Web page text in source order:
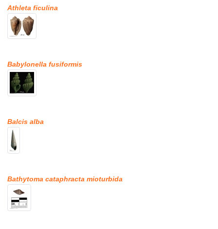
Athleta ficulina
Babylonella fusiformis
Balcis alba
Bathytoma cataphracta mioturbida